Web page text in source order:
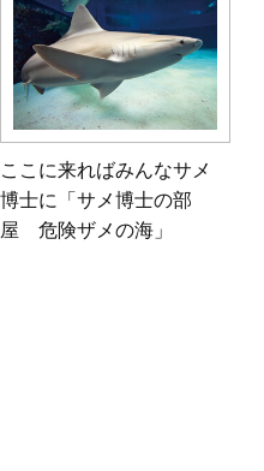
ここに来ればみんなサメ
博士に 「サメ博士の部
屋 危険ザメの海」